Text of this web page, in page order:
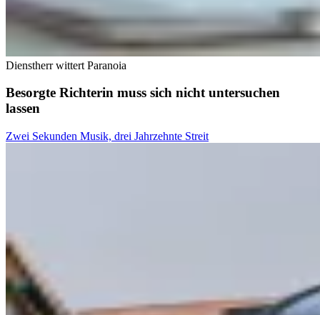
Dienstherr wittert Paranoia
Besorgte Richterin muss sich nicht untersuchen
lassen
Zwei Sekunden Musik, drei Jahrzehnte Streit